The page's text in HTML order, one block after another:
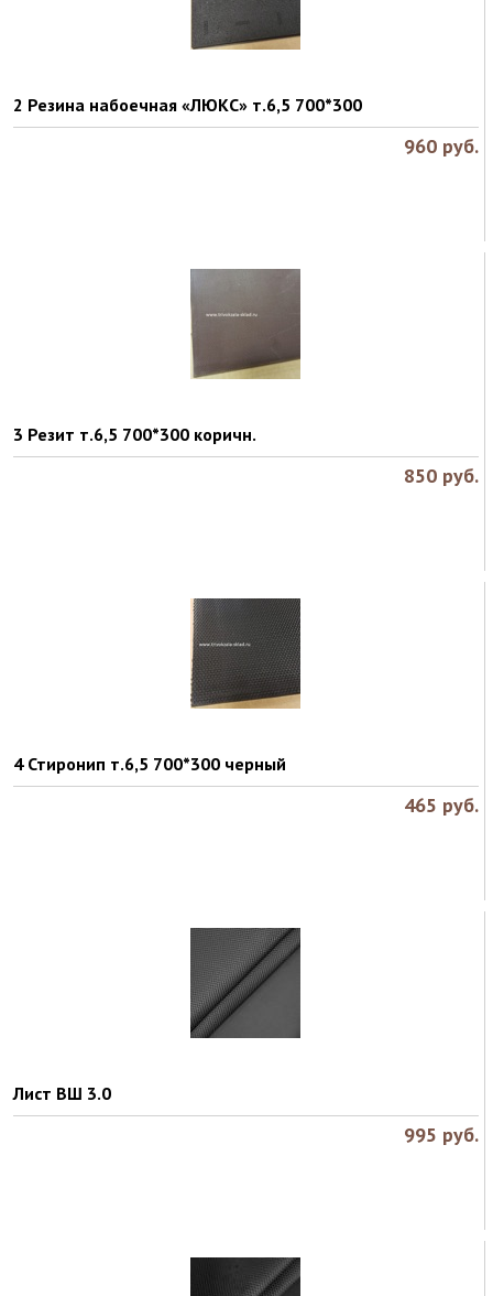
2 Резина набоечная «ЛЮКС» т.6,5 700*300
960 руб.
3 Резит т.6,5 700*300 коричн.
850 руб.
4 Стиронип т.6,5 700*300 черный
465 руб.
Лист ВШ 3.0
995 руб.